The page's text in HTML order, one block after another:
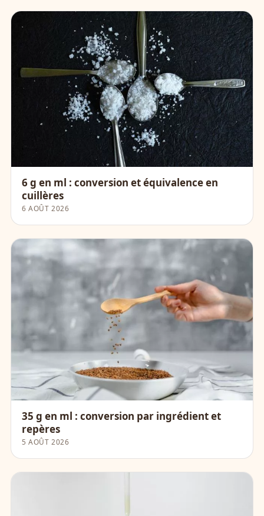
6 g en ml : conversion et équivalence en
cuillères
6 AOÛT 2026
35 g en ml : conversion par ingrédient et
repères
5 AOÛT 2026